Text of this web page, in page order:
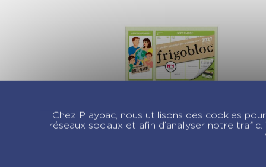
Mini Frigobloc
Chez Playbac, nous utilisons des cookies
réseaux sociaux et afin d’analyser notre